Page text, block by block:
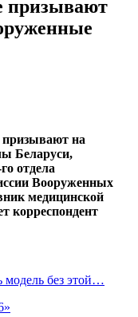
призывают
призывают на
Беларуси,
отдела
Вооруженных
медицинской
корреспондент
модель без этой…